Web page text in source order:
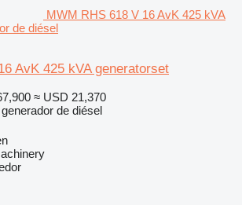
MWM RHS 618 V 16 AvK 425 kVA
de diésel
AvK 425 kVA generatorset
≈ USD 21,370
de diésel